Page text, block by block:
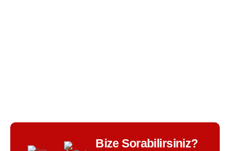
Bize Sorabilirsiniz?